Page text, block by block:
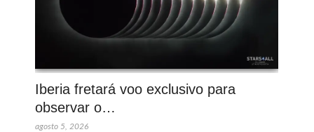
Iberia fretará voo exclusivo para
observar o…
agosto 5, 2026